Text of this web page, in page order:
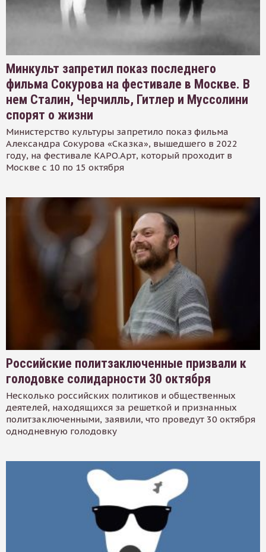
Минкульт запретил показ последнего
фильма Сокурова на фестивале в Москве. В
нем Сталин, Черчилль, Гитлер и Муссолини
спорят о жизни
Министерство культуры запретило показ фильма
Александра Сокурова «Сказка», вышедшего в 2022
году, на фестивале КАРО.Арт, который проходит в
Москве с 10 по 15 октября
Российские политзаключенные призвали к
голодовке солидарности 30 октября
Несколько российских политиков и общественных
деятелей, находящихся за решеткой и признанных
политзаключенными, заявили, что проведут 30 октября
однодневную голодовку